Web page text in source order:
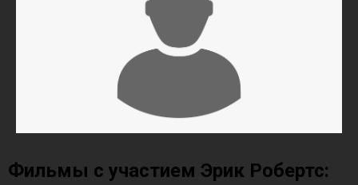
Фильмы с участием Эрик Робертс: